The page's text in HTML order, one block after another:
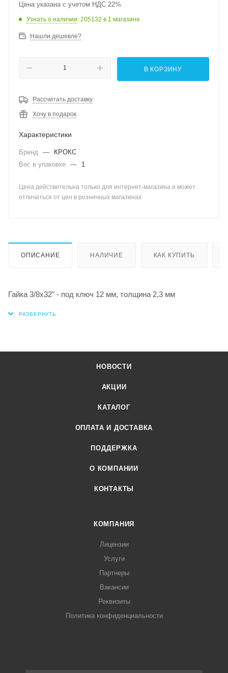
Цена указана с учетом НДС 22%
Узнать о наличии: 205132 в 1 магазине
Нашли дешевле?
В КОРЗИНУ
Рассчитать доставку
Хочу в подарок
Характеристики
Бренд —
КРОКС
Вес в упаковке — 1
Цена действительна только для интернет-магазина и может
отличаться от цен в розничных магазинах
ОПИСАНИЕ НАЛИЧИЕ КАК КУПИТЬ
Гайка 3/8х32" - под ключ 12 мм, толщина 2,3 мм
НОВОСТИ
АКЦИИ
КАТАЛОГ
ОПЛАТА И ДОСТАВКА
ПОДДЕРЖКА
О КОМПАНИИ
КОНТАКТЫ
КОМПАНИЯ
Лицензии
Услуги
Партнеры
Вакансии
Реквизиты
Политика конфиденциальности